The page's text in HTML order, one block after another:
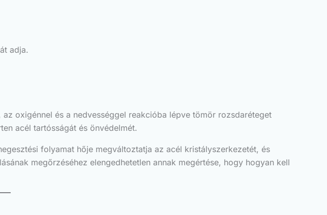
adja.
oxigénnel és a nedvességgel reakcióba lépve tömör rozsdaréteget
acél tartósságát és önvédelmét.
folyamat hője megváltoztatja az acél kristályszerkezetét, és
megőrzéséhez elengedhetetlen annak megértése, hogy hogyan kell